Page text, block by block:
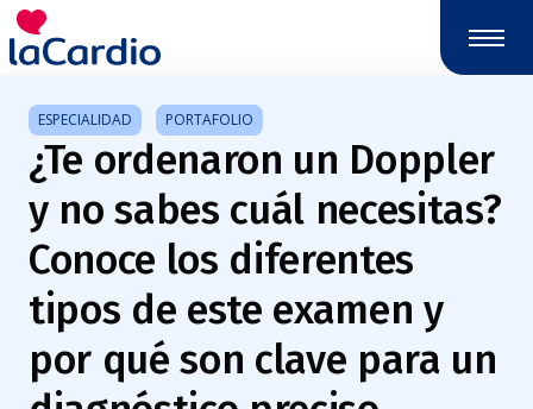
Nota:
este
sitio
web
incluye
sistema
accesibilidad.
ESPECIALIDAD PORTAFOLIO
¿Te ordenaron un Doppler
y no sabes cuál necesitas?
Conoce los diferentes
tipos de este examen y
por qué son clave para un